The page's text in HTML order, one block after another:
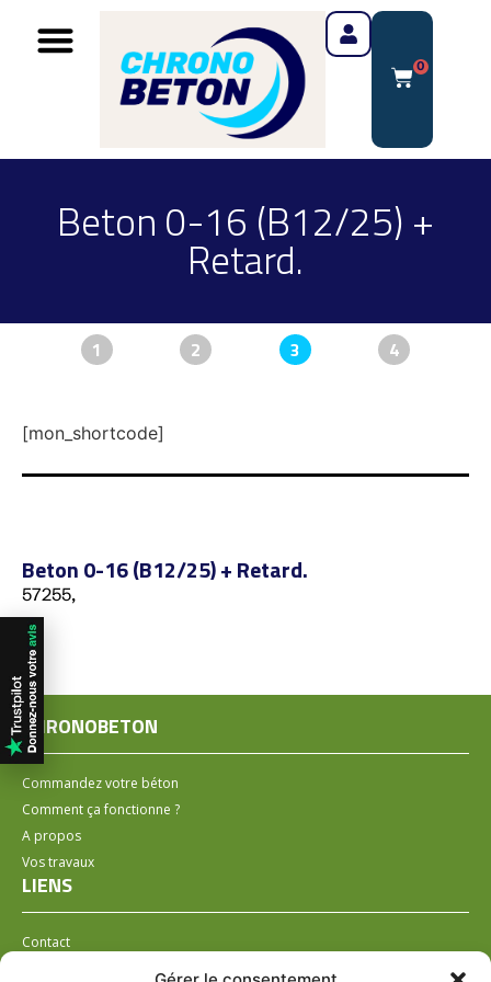
0
Beton 0-16 (B12/25) +
Retard.
1 2 3 4
[mon_shortcode]
Beton 0-16 (B12/25) + Retard.
57255,
CHRONOBETON
Commandez votre béton
Comment ça fonctionne ?
A propos
Vos travaux
LIENS
Contact